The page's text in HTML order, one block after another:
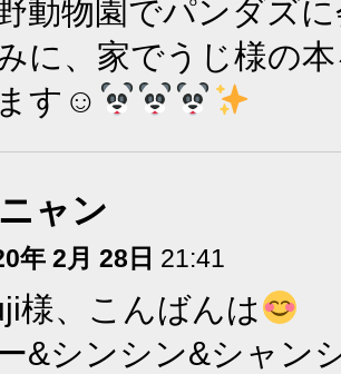
動物園でパンダズ
に、家でうじ様の
す☺
ャン
年 2月 28日 21:41
様、こんばんは
&シンシン&シャン